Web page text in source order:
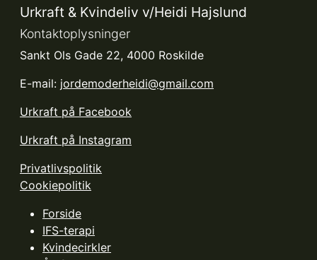
Urkraft & Kvindeliv v/Heidi Hajslund
Kontaktoplysninger
Sankt Ols Gade 22, 4000 Roskilde
E-mail: jordemoderheidi@gmail.com
Urkraft på Facebook
Urkraft på Instagram
Privatlivspolitik
Cookiepolitik
Forside
IFS-terapi
Kvindecirkler